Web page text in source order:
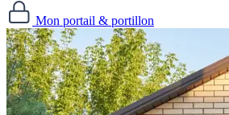
Mon portail & portillon